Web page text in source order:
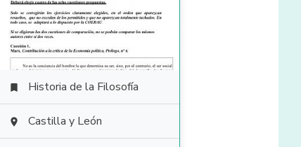
 Historia de la Filosofía
 Castilla y León